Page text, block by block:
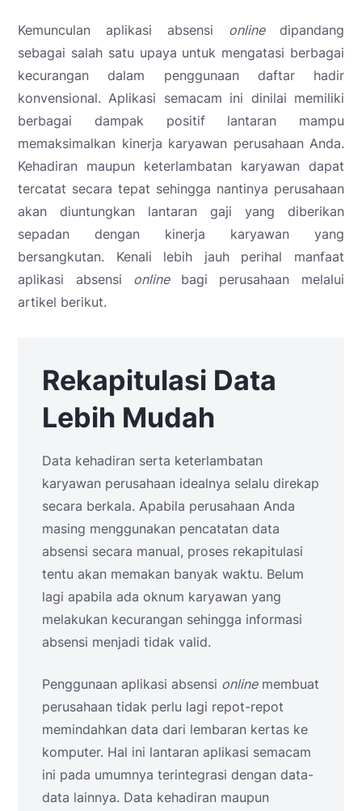
Kemunculan aplikasi absensi online dipandang
sebagai salah satu upaya untuk mengatasi berbagai
kecurangan dalam penggunaan daftar hadir
konvensional. Aplikasi semacam ini dinilai memiliki
berbagai dampak positif lantaran mampu
memaksimalkan kinerja karyawan perusahaan Anda.
Kehadiran maupun keterlambatan karyawan dapat
tercatat secara tepat sehingga nantinya perusahaan
akan diuntungkan lantaran gaji yang diberikan
sepadan dengan kinerja karyawan yang
bersangkutan. Kenali lebih jauh perihal manfaat
aplikasi absensi online bagi perusahaan melalui
artikel berikut.
Rekapitulasi Data
Lebih Mudah
Data kehadiran serta keterlambatan
karyawan perusahaan idealnya selalu direkap
secara berkala. Apabila perusahaan Anda
masing menggunakan pencatatan data
absensi secara manual, proses rekapitulasi
tentu akan memakan banyak waktu. Belum
lagi apabila ada oknum karyawan yang
melakukan kecurangan sehingga informasi
absensi menjadi tidak valid.
Penggunaan aplikasi absensi onlinemembuat
perusahaan tidak perlu lagi repot-repot
memindahkan data dari lembaran kertas ke
komputer. Hal ini lantaran aplikasi semacam
ini pada umumnya terintegrasi dengan data-
data lainnya. Data kehadiran maupun